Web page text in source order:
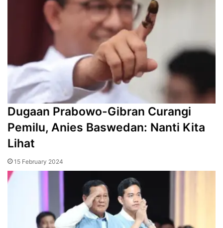
Dugaan Prabowo-Gibran Curangi
Pemilu, Anies Baswedan: Nanti Kita
Lihat
15 February 2024